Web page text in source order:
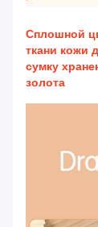
Сплошной
ткани кожи
сумку
золота